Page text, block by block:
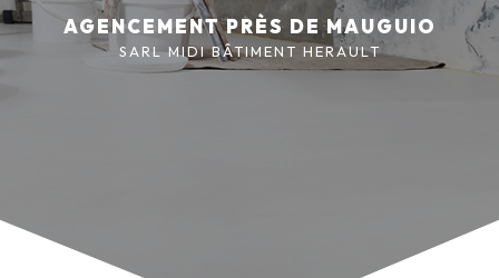
AGENCEMENT PRÈS DE MAUGUIO
SARL MIDI BÂTIMENT HERAULT